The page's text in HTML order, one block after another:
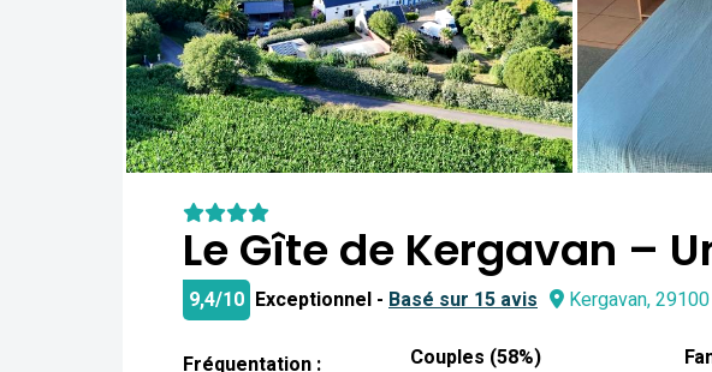
Le Gîte de Kergavan –
9,4/10 Exceptionnel - Basé sur 15 avis Kergavan,
Fréquentation : Couples (58%)